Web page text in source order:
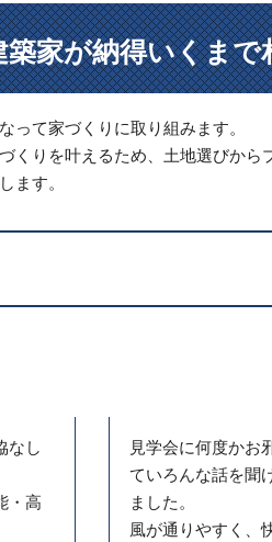
家が納得いくまで
って家づくりに取り組みます。
くりを叶えるため、土地選びから
ます。
なし
・高
見学会に何度かお
ていろんな話を聞
ました。
風が通りやすく、